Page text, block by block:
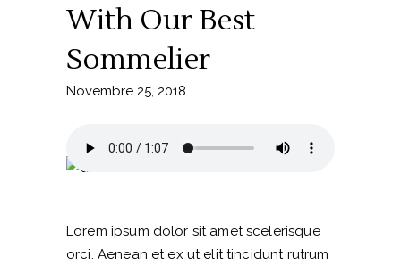
With Our Best
Sommelier
Novembre 25, 2018
Lorem ipsum dolor sit amet scelerisque
orci. Aenean et ex ut elit tincidunt rutrum